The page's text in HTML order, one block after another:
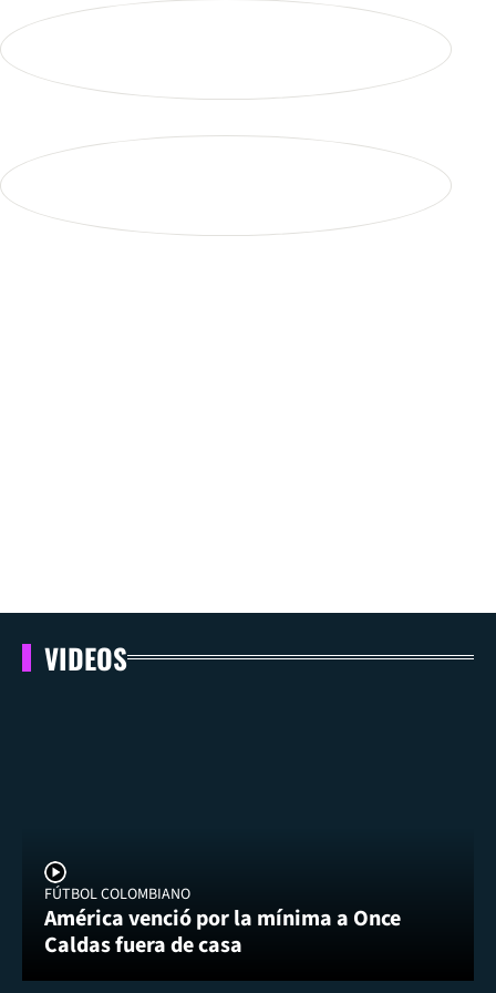
VIDEOS
FÚTBOL COLOMBIANO
América venció por la mínima a Once
Caldas fuera de casa